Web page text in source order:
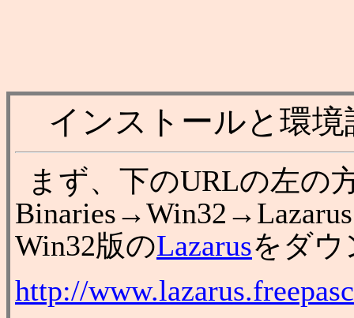
インストールと環境
まず、下のURLの左の
Win32版のLazarusをダ
http://